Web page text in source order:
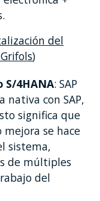
del
)
S/4HANA: SAP
nativa con SAP,
significa que
se hace
sistema,
de múltiples
del